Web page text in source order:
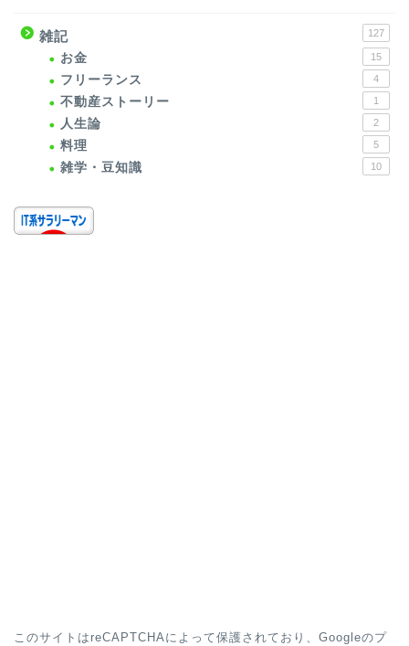
雑記 127
お金 15
フリーランス 4
不動産ストーリー 1
人生論 2
料理 5
雑学・豆知識 10
このサイトはreCAPTCHAによって保護されており、Googleのプ